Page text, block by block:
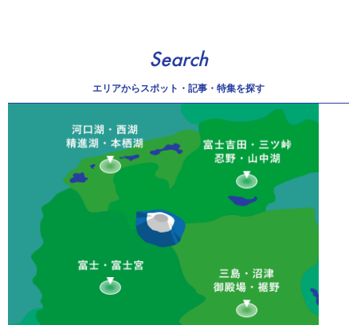
Search
エリアからスポット・記事・特集を探す